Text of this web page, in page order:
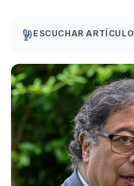
ESCUCHAR ARTÍCULO